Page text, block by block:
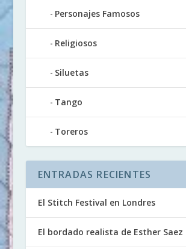
Personajes Famosos
Religiosos
Siluetas
Tango
Toreros
ENTRADAS RECIENTES
El Stitch Festival en Londres
El bordado realista de Esther Saez